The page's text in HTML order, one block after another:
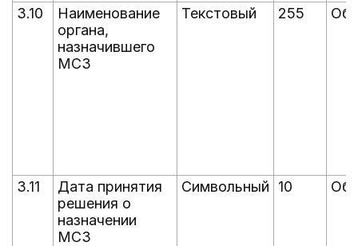
3.10
Наименование
органа,
назначившего
МСЗ
Текстовый 255
3.11
Дата принятия
решения о
назначении
МСЗ
Символьный 10